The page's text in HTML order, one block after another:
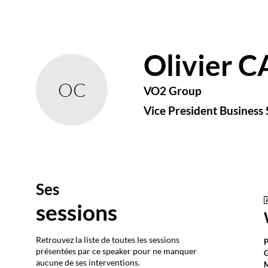
OC
Olivier
VO2 Group
Vice President
Ses
sessions
Retrouvez la liste de toutes les sessions
présentées par ce speaker pour ne manquer
aucune de ses interventions.